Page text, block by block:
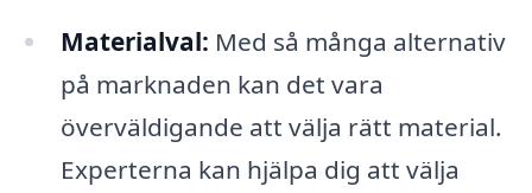
Materialval: Med så många alternativ
på marknaden kan det vara
överväldigande att välja rätt material.
Experterna kan hjälpa dig att välja